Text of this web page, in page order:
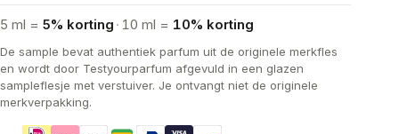
5 ml = 5% korting · 10 ml = 10% korting
De sample bevat authentiek parfum uit de originele merkfles
en wordt door Testyourparfum afgevuld in een glazen
sampleflesje met verstuiver. Je ontvangt niet de originele
merkverpakking.